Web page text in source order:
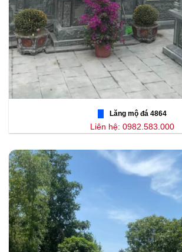
Lăng mộ đá 4864
Liên hệ: 0982.583.000